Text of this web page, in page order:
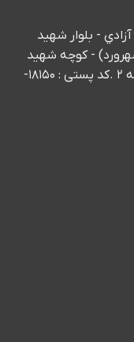
آزادي - بلوار شهید
- كوچه شهيد
عموزاده - دبیرستان دوره اول مفید منطقه 2 .کد پستی : 18150-